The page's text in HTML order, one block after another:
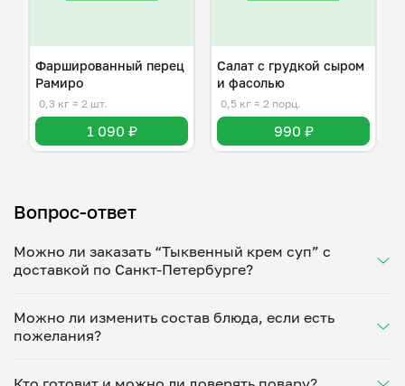
Фаршированный перец
Рамиро
0,3 кг ≈ 2 шт.
1 090 ₽
Салат с грудкой сыром
и фасолью
0,5 кг ≈ 2 порц.
990 ₽
Вопрос-ответ
Можно ли заказать “Тыквенный крем суп” с
доставкой по Санкт-Петербурге?
Укажите удобное время — и получите свежее
домашнее блюдо в большой порции прямо с плиты.
минут. Статус заказа отслеживайте в личном
Можно ли изменить состав блюда, если есть
пожелания?